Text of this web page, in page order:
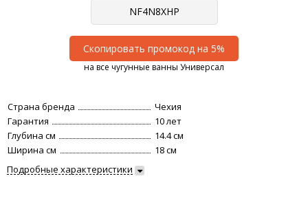
Скопировать промокод на 5%
на все чугунные ванны Универсал
Страна бренда
Чехия
Гарантия
10 лет
Глубина см
14.4 см
Ширина см
18 см
Подробные характеристики